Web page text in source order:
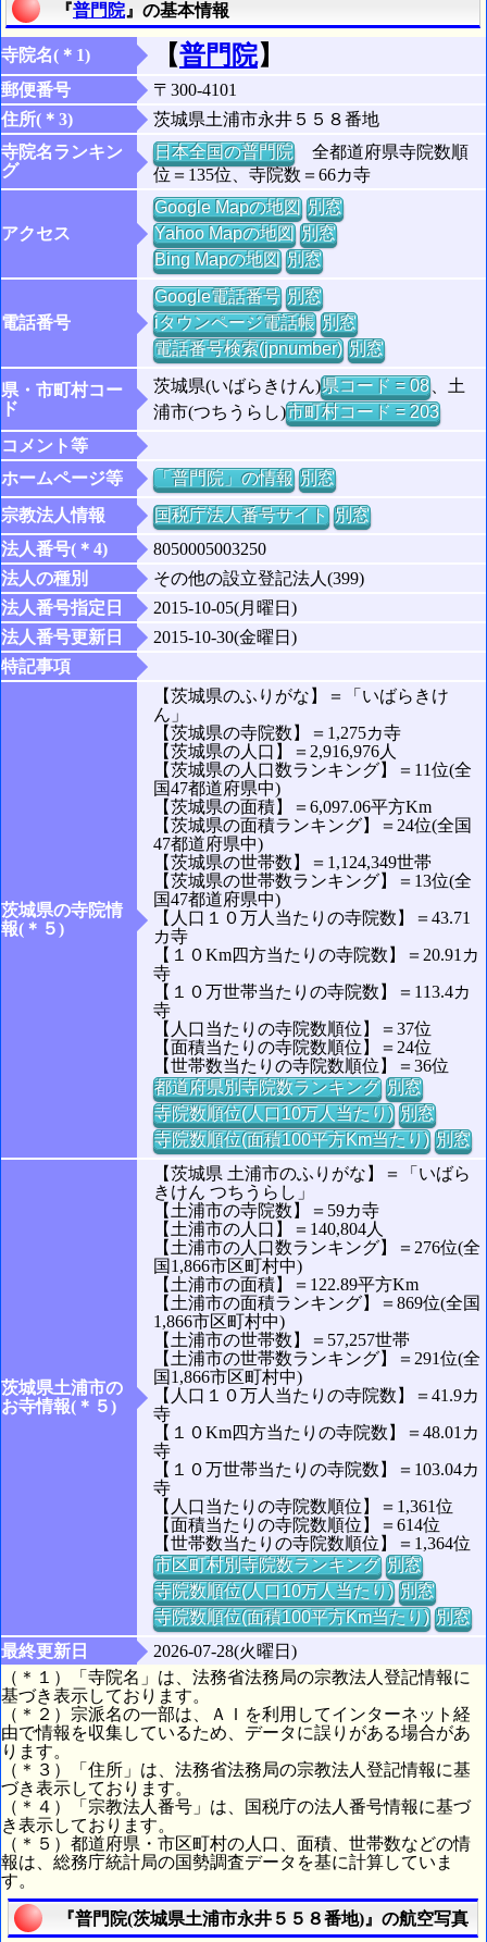
『普門院』の基本情報
寺院名(＊1) 【普門院】
郵便番号
〒300-4101
住所(＊3)
茨城県土浦市永井５５８番地
寺院名ランキン
グ
日本全国の普門院全都道府県寺院数順
位＝135位、寺院数＝66カ寺
アクセス
Google Mapの地図 別窓
Yahoo Mapの地図 別窓
Bing Mapの地図 別窓
電話番号
Google電話番号 別窓
iタウンページ電話帳 別窓
電話番号検索(jpnumber) 別窓
県・市町村コー
ド
茨城県(いばらきけん)県コード = 08、土
浦市(つちうらし)市町村コード = 203
コメント等
ホームページ等
「普門院」の情報 別窓
宗教法人情報
国税庁法人番号サイト 別窓
法人番号(＊4)
8050005003250
法人の種別
その他の設立登記法人(399)
法人番号指定日
2015-10-05(月曜日)
法人番号更新日
2015-10-30(金曜日)
特記事項
茨城県の寺院情
報(＊５)
【茨城県のふりがな】＝「いばらきけ
ん」
【茨城県の寺院数】＝1,275カ寺
【茨城県の人口】＝2,916,976人
【茨城県の人口数ランキング】＝11位(全
国47都道府県中)
【茨城県の面積】＝6,097.06平方Km
【茨城県の面積ランキング】＝24位(全国
47都道府県中)
【茨城県の世帯数】＝1,124,349世帯
【茨城県の世帯数ランキング】＝13位(全
国47都道府県中)
【人口１０万人当たりの寺院数】＝43.71
カ寺
【１０Km四方当たりの寺院数】＝20.91カ
寺
【１０万世帯当たりの寺院数】＝113.4カ
寺
【人口当たりの寺院数順位】＝37位
【面積当たりの寺院数順位】＝24位
【世帯数当たりの寺院数順位】＝36位
都道府県別寺院数ランキング 別窓
寺院数順位(人口10万人当たり) 別窓
寺院数順位(面積100平方Km当たり) 別窓
茨城県土浦市の
お寺情報(＊５)
【茨城県 土浦市のふりがな】＝「いばら
きけん つちうらし」
【土浦市の寺院数】＝59カ寺
【土浦市の人口】＝140,804人
【土浦市の人口数ランキング】＝276位(全
国1,866市区町村中)
【土浦市の面積】＝122.89平方Km
【土浦市の面積ランキング】＝869位(全国
1,866市区町村中)
【土浦市の世帯数】＝57,257世帯
【土浦市の世帯数ランキング】＝291位(全
国1,866市区町村中)
【人口１０万人当たりの寺院数】＝41.9カ
寺
【１０Km四方当たりの寺院数】＝48.01カ
寺
【１０万世帯当たりの寺院数】＝103.04カ
寺
【人口当たりの寺院数順位】＝1,361位
【面積当たりの寺院数順位】＝614位
【世帯数当たりの寺院数順位】＝1,364位
市区町村別寺院数ランキング 別窓
寺院数順位(人口10万人当たり) 別窓
寺院数順位(面積100平方Km当たり) 別窓
最終更新日
2026-07-28(火曜日)
（＊１）「寺院名」は、法務省法務局の宗教法人登記情報に
基づき表示しております。
（＊２）宗派名の一部は、ＡＩを利用してインターネット経
由で情報を収集しているため、データに誤りがある場合があ
ります。
（＊３）「住所」は、法務省法務局の宗教法人登記情報に基
づき表示しております。
（＊４）「宗教法人番号」は、国税庁の法人番号情報に基づ
き表示しております。
（＊５）都道府県・市区町村の人口、面積、世帯数などの情
報は、総務庁統計局の国勢調査データを基に計算していま
す。
『普門院(茨城県土浦市永井５５８番地)』の航空写真